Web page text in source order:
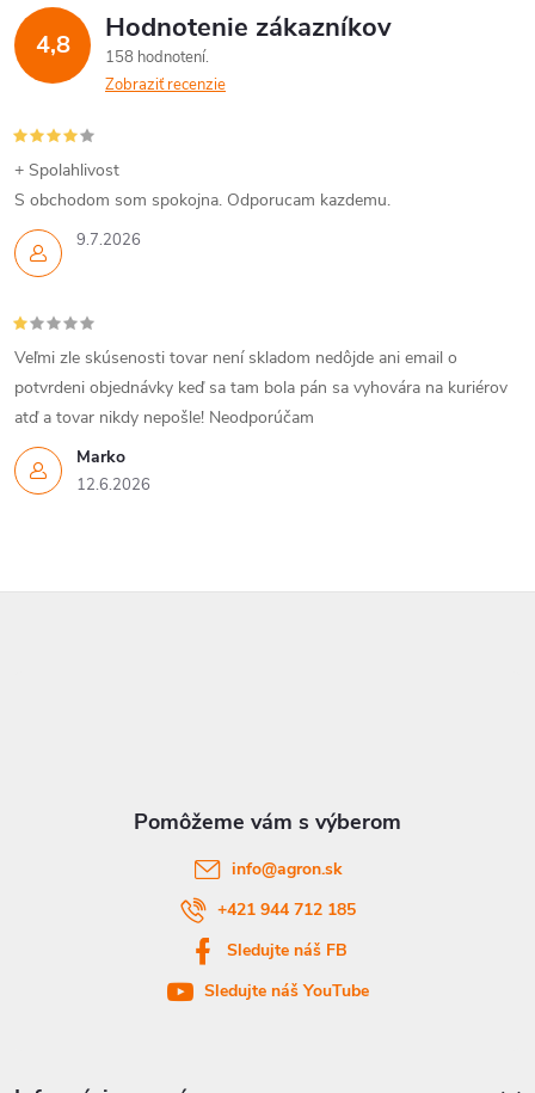
d
a
c
i
e
p
r
v
k
y
4,8 Hodnotenie zákazníkov
158 hodnotení
Zobraziť recenzie
9.7.2026
+ Spolahlivost
S obchodom som spokojna. Odporucam kazdemu.
Marko
12.6.2026
Veľmi zle skúsenosti tovar není skladom nedôjde ani email o
potvrdeni objednávky keď sa tam bola pán sa vyhovára na kuriérov
atď a tovar nikdy nepošle! Neodporúčam
info@agron.sk
+421 944 712 185
Sledujte náš FB
Sledujte náš YouTube